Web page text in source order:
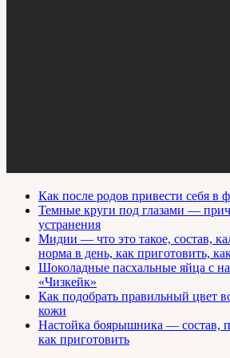
Как после родов привести себя в
Темные круги под глазами —
устранения
Мидии — что это такое, состав,
норма в день, как приготовить,
Шоколадные пасхальные яйца с
«Чизкейк»
Как подобрать правильный цвет
кожи
Настойка боярышника — состав,
как приготовить